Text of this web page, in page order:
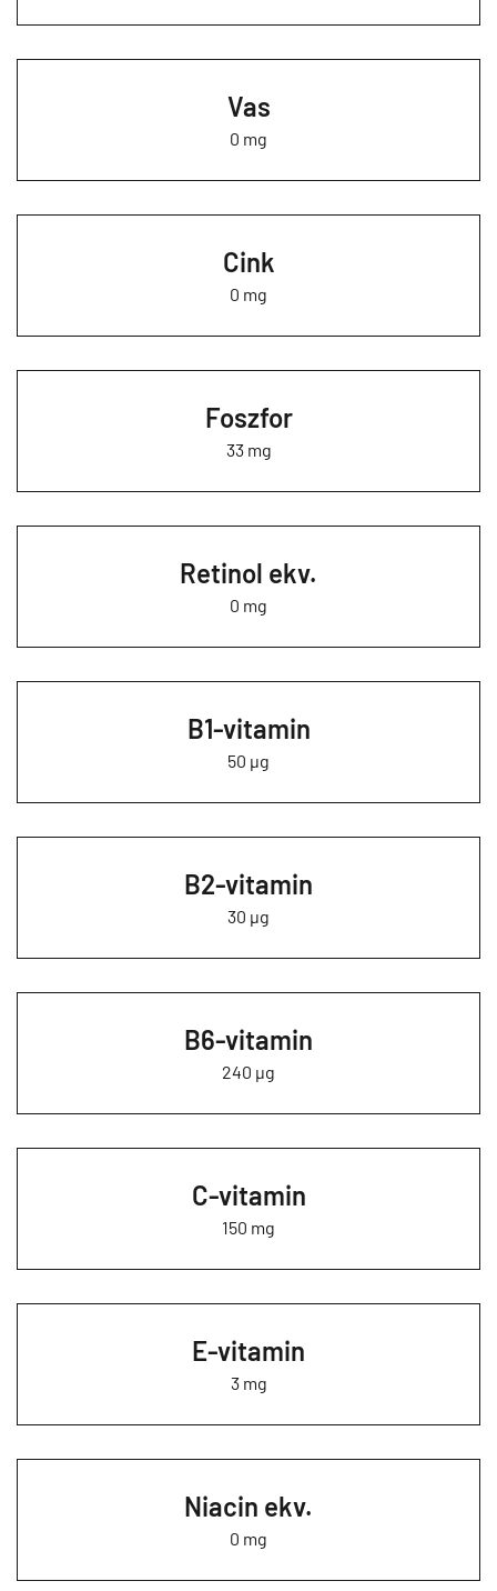
Vas
0 mg
Cink
0 mg
Foszfor
33 mg
Retinol ekv.
0 mg
B1-vitamin
50 µg
B2-vitamin
30 µg
B6-vitamin
240 µg
C-vitamin
150 mg
E-vitamin
3 mg
Niacin ekv.
0 mg